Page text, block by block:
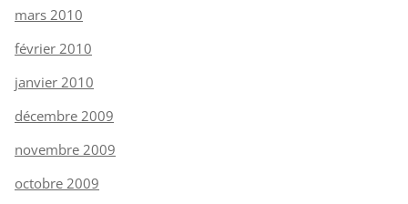
mars 2010
février 2010
janvier 2010
décembre 2009
novembre 2009
octobre 2009